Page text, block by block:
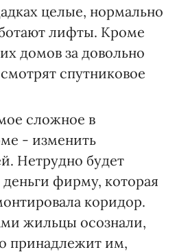
целые, нормально
лифты. Кроме
домов за довольно
спутниковое
сложное в
- изменить
Нетрудно будет
фирму, которая
коридор.
жильцы осознали,
принадлежит им,